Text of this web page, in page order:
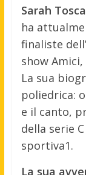
Sarah
ha
finaliste
show
La sua
poliedrica:
e il canto,
della serie
sportiva1.
La sua